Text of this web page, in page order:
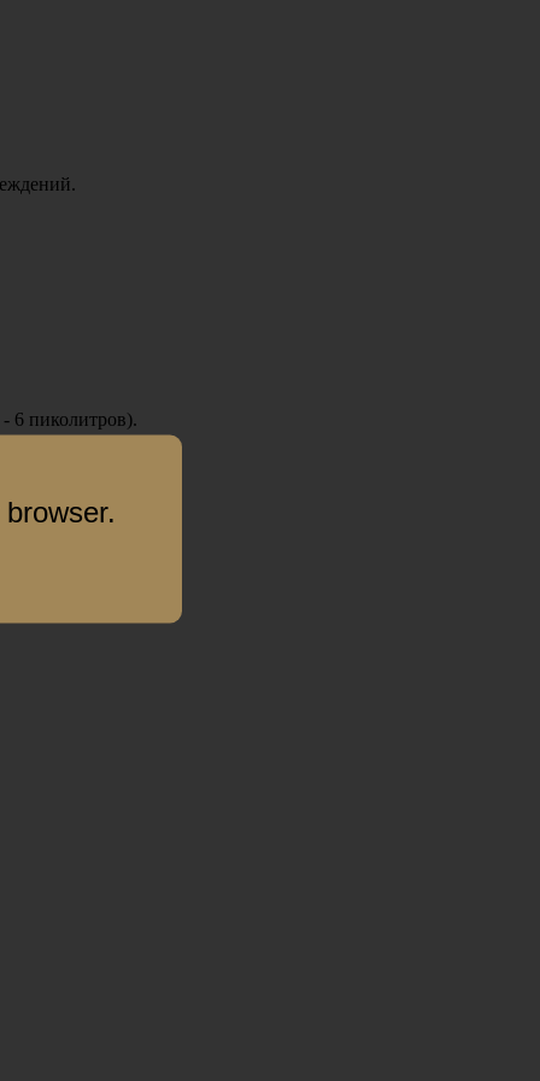
6 пиколитров).